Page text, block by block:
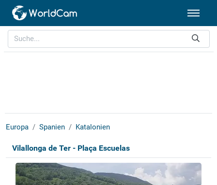
Europa Spanien Katalonien
Vilallonga de Ter - Plaça Escuelas